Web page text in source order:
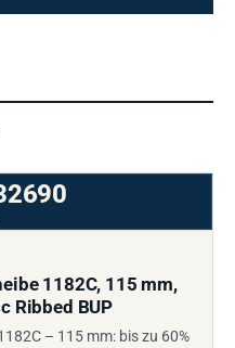
1182C, 115 mm,
Ribbed BUP
– 115 mm: bis zu 60%